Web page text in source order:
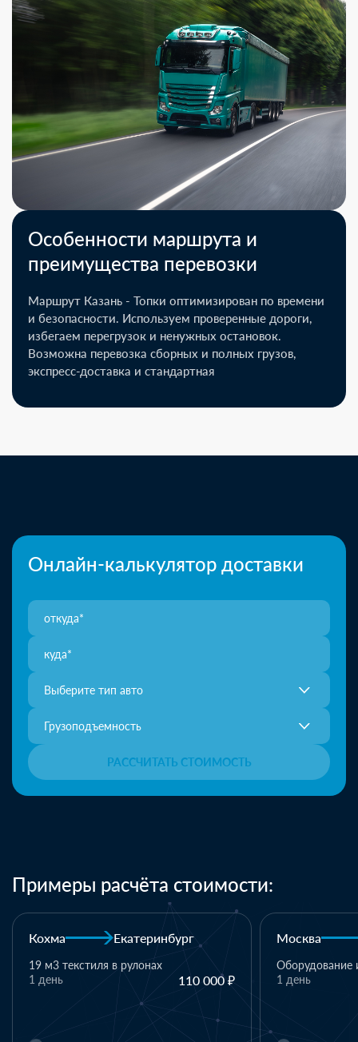
Особенности маршрута и
преимущества перевозки
Маршрут Казань - Топки оптимизирован по времени
и безопасности. Используем проверенные дороги,
избегаем перегрузок и ненужных остановок.
Возможна перевозка сборных и полных грузов,
экспресс-доставка и стандартная
Онлайн-калькулятор доставки
Выберите тип авто
Грузоподъемность
РАССЧИТАТЬ СТОИМОСТЬ
Примеры расчёта стоимости:
Москва Казань
Оборудование и комплектующие
110 000 ₽
1 день
Казань
1 паллет -